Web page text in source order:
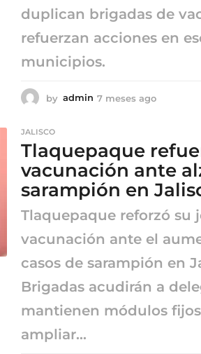
duplican brigadas de
refuerzan acciones en
municipios.
by admin 7 meses ago
e
s
a
g
JALISCO
Tlaquepaque
vacunación ante
sarampión en
Tlaquepaque reforzó su
vacunación ante el
casos de sarampión en
Brigadas acudirán a
mantienen módulos
ampliar...